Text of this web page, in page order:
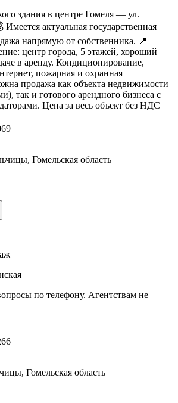
здания в центре Гомеля — ул.
актуальная государственная
напрямую от собственника. 📍
центр города, 5 этажей, хороший
в аренду. Кондиционирование,
пожарная и охранная
продажа как объекта недвижимости
так и готового арендного бизнеса с
Цена за весь объект без НДС
Гомельская область
по телефону. Агентствам не
Гомельская область